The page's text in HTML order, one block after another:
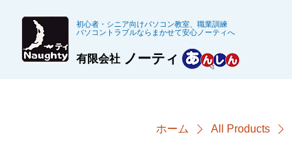
初心者・シニア向けパソコン教室、職業訓練
パソコントラブルならまかせて安心ノーティへ
ノーティ
有限会社
ホーム All Products